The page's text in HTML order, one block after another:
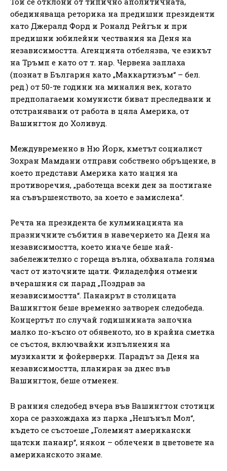
обединяваща реторика на предишни президенти
като Джералд Форд и Роналд Рейгън и при
предишни юбилейни чествания на Деня на
независимостта. Агенцията отбелязва, че езикът
на Тръмп е като от т. нар. Червена заплаха
(познат в България като „Маккартизъм“ – бел.
ред.) от 50-те години на миналия век, когато
предполагаеми комунисти биват преследвани и
отстранявани от работа в цяла Америка, от
Вашингтон до Холивуд.
Междувременно в Ню Йорк, кметът социалист
Зохран Мамдани отправи собствено обръщение, в
което представи Америка като нация на
противоречия, „работеща всеки ден за постигане
на съвършенството, за което е замислена“.
Речта на президента бе кулминацията на
празничните събития в навечерието на Деня на
независимостта, което иначе беше най-
забележително с гореща вълна, обхванала голяма
част от източните щати. Филаделфия отмени
вчерашния си парад „Поздрав за
независимостта“. Панаирът в столицата
Вашингтон беше временно затворен следобеда.
Концертът по случай годишнината започна
малко по-късно от обявеното, но в крайна сметка
се състоя, включвайки изпълнения на
музиканти и фойерверки. Парадът за Деня на
независимостта, планиран за днес във
Вашингтон, беше отменен.
В ранния следобед вчера във Вашингтон стотици
хора се разхождаха из парка „Нешънъл Мол“,
където се състоеше „Големият американски
щатски панаир“, някои – облечени в цветовете на
американското знаме.